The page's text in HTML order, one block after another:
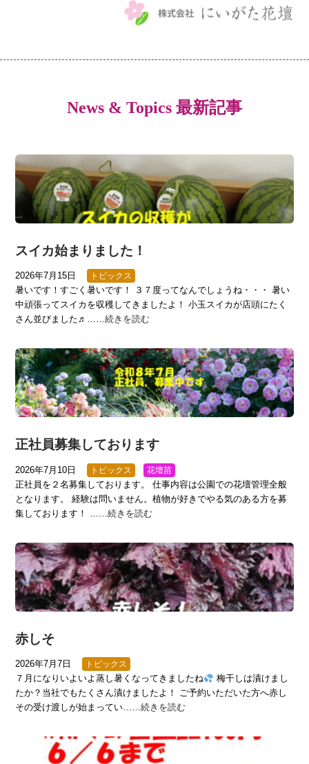
News & Topics 最新記事
スイカ始まりました！
2026年7月15日 トピックス
暑いです！すごく暑いです！ ３７度ってなんでしょうね・・・ 暑い
中頑張ってスイカを収穫してきましたよ！ 小玉スイカが店頭にたく
さん並びました♬……続きを読む
正社員募集しております
2026年7月10日 トピックス 花壇苗
正社員を２名募集しております。 仕事内容は公園での花壇管理全般
となります。 経験は問いません。植物が好きでやる気のある方を募
集しております！ ……続きを読む
赤しそ
2026年7月7日 トピックス
７月になりいよいよ蒸し暑くなってきましたね
梅干しは漬けまし
たか？当社でもたくさん漬けましたよ！ ご予約いただいた方へ赤し
その受け渡しが始まってい……続きを読む